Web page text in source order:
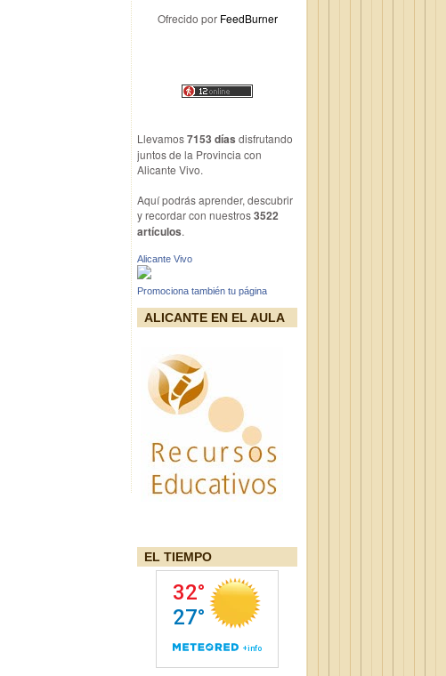
Ofrecido por FeedBurner
Llevamos7153 días disfrutando
juntos de la Provincia con
Alicante Vivo.
Aquí podrás aprender, descubrir
y recordar con nuestros3522
artículos.
Alicante Vivo
Promociona también tu página
ALICANTE EN EL AULA
EL TIEMPO